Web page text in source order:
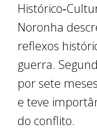
Noronha
reflexos
guerra.
por sete
e teve
do conflito.